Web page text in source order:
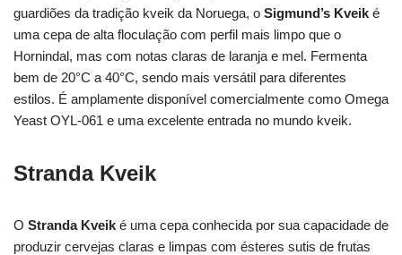
guardiões da tradição kveik da Noruega, o Sigmund’s Kveik é
uma cepa de alta floculação com perfil mais limpo que o
Hornindal, mas com notas claras de laranja e mel. Fermenta
bem de 20°C a 40°C, sendo mais versátil para diferentes
estilos. É amplamente disponível comercialmente como Omega
Yeast OYL-061 e uma excelente entrada no mundo kveik.
Stranda Kveik
O Stranda Kveik é uma cepa conhecida por sua capacidade de
produzir cervejas claras e limpas com ésteres sutis de frutas